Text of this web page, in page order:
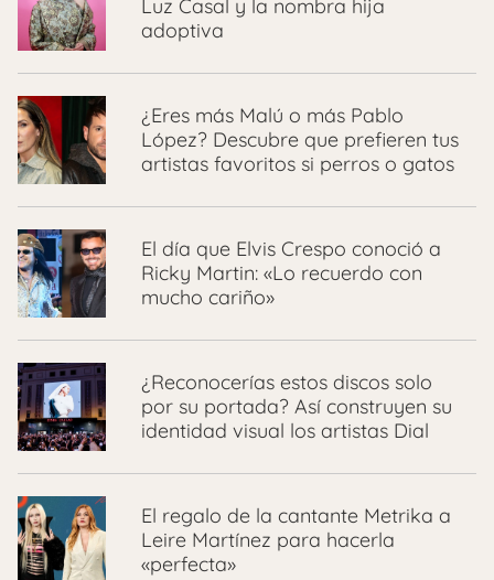
Luz Casal y la nombra hija
adoptiva
¿Eres más Malú o más Pablo
López? Descubre que prefieren tus
artistas favoritos si perros o gatos
El día que Elvis Crespo conoció a
Ricky Martin: «Lo recuerdo con
mucho cariño»
¿Reconocerías estos discos solo
por su portada? Así construyen su
identidad visual los artistas Dial
El regalo de la cantante Metrika a
Leire Martínez para hacerla
«perfecta»